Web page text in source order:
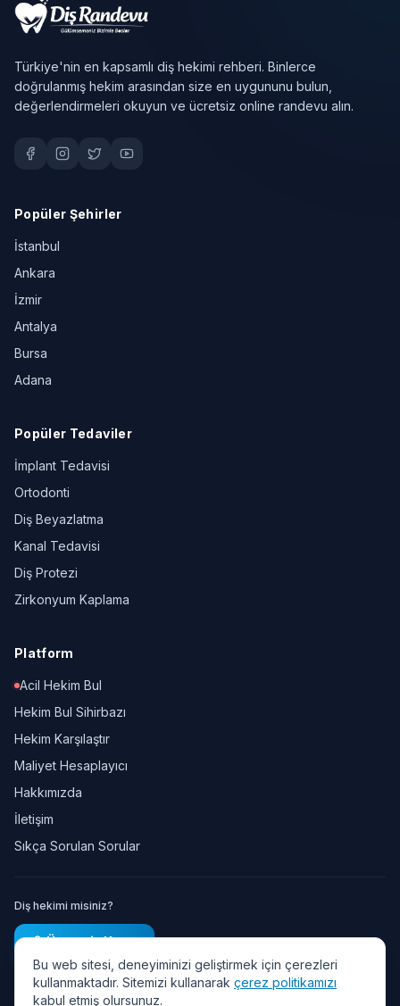
Türkiye'nin en kapsamlı diş hekimi rehberi. Binlerce
doğrulanmış hekim arasından size en uygununu bulun,
değerlendirmeleri okuyun ve ücretsiz online randevu alın.
Popüler Şehirler
İstanbul
Ankara
İzmir
Antalya
Bursa
Adana
Popüler Tedaviler
İmplant Tedavisi
Ortodonti
Diş Beyazlatma
Kanal Tedavisi
Diş Protezi
Zirkonyum Kaplama
Platform
Acil Hekim Bul
Hekim Bul Sihirbazı
Hekim Karşılaştır
Maliyet Hesaplayıcı
Hakkımızda
İletişim
Sıkça Sorulan Sorular
Diş hekimi misiniz?
Ücretsiz Kayıt
Bu web sitesi, deneyiminizi geliştirmek için çerezleri
kullanmaktadır. Sitemizi kullanarak çerez politikamızı
kabul etmiş olursunuz.